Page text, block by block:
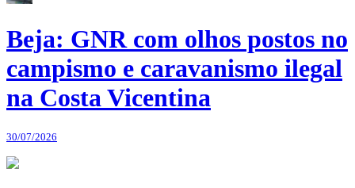
Beja: GNR com olhos postos no
campismo e caravanismo ilegal
na Costa Vicentina
30/07/2026